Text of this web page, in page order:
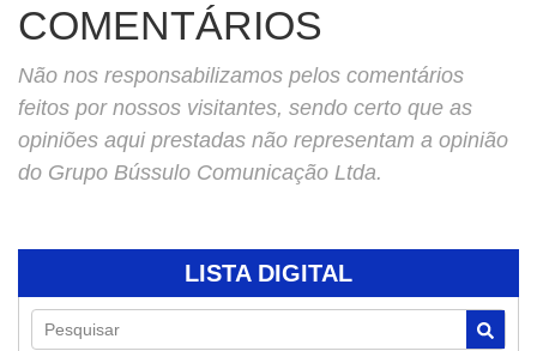
COMENTÁRIOS
Não nos responsabilizamos pelos comentários
feitos por nossos visitantes, sendo certo que as
opiniões aqui prestadas não representam a opinião
do Grupo Bússulo Comunicação Ltda.
LISTA DIGITAL
Pesquisar